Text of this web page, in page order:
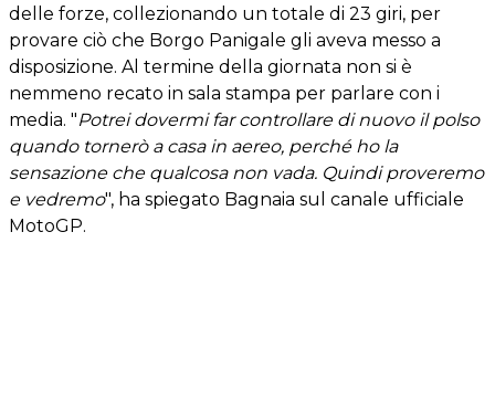
delle forze, collezionando un totale di 23 giri, per
provare ciò che Borgo Panigale gli aveva messo a
disposizione. Al termine della giornata non si è
nemmeno recato in sala stampa per parlare con i
media. "Potrei dovermi far controllare di nuovo il polso
quando tornerò a casa in aereo, perché ho la
sensazione che qualcosa non vada. Quindi proveremo
e vedremo", ha spiegato Bagnaia sul canale ufficiale
MotoGP.